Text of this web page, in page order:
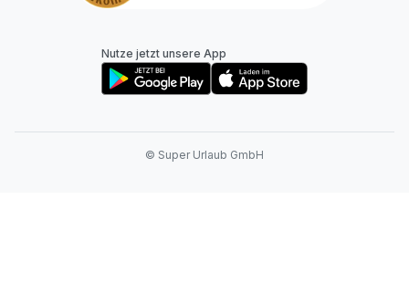
Nutze jetzt unsere App
© Super Urlaub GmbH